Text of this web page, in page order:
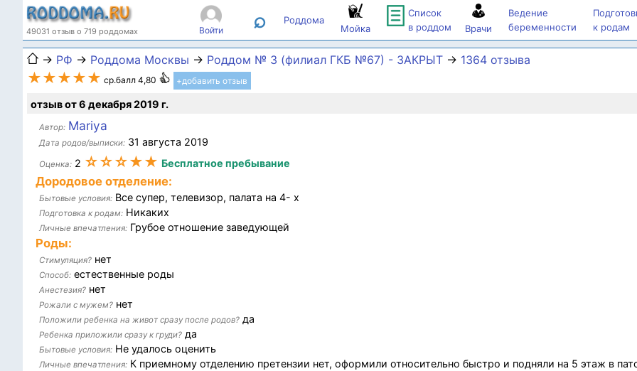
49031 отзыв о 719 роддомах Войти ⌕ Роддома
Мойка
Список
в роддом
Врачи
Ведение
беременности
к родам
→ РФ → Роддома Москвы → Роддом № 3 (филиал ГКБ №67) - ЗАКРЫТ → 1364 отзыва
★★★★★ ср.балл 4,80 +добавить отзыв
отзыв от 6 декабря 2019 г.
Автор: Mariya
Дата родов/выписки: 31 августа 2019
Оценка: 2 ☆☆☆★★ Бесплатное пребывание
Дородовое отделение:
Бытовые условия: Все супер, телевизор, палата на 4- х
Подготовка к родам: Никаких
Личные впечатления: Грубое отношение заведующей
Роды:
Стимуляция? нет
Способ: естественные роды
Анестезия? нет
Рожали с мужем? нет
Положили ребенка на живот сразу после родов? да
Ребенка приложили сразу к груди? да
Бытовые условия: Не удалось оценить
Личные впечатления: К приемному отделению претензии нет, оформили относительно быстро и подняли на 5 этаж в